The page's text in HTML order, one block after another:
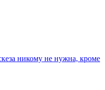
никому не нужна, кроме